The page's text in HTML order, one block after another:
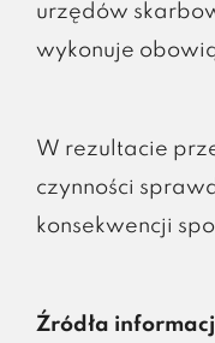
urzędów
wykonuje
W rezultacie
czynności
konsekwencji
Źródła